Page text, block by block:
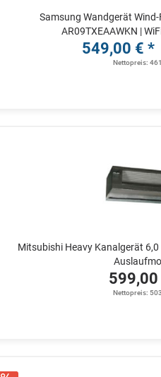
Samsung Wandgerät Wind-
AR09TXEAAWKN |
549,00 € *
Nettopreis:
Mitsubishi Heavy Kanalgerät 6,0
Nettopreis: